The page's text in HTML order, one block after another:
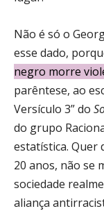
Não é só o
esse dado,
negro morre
parêntese, ao
Versículo 3” do
do grupo
estatística. Quer
20 anos, não se
sociedade
aliança